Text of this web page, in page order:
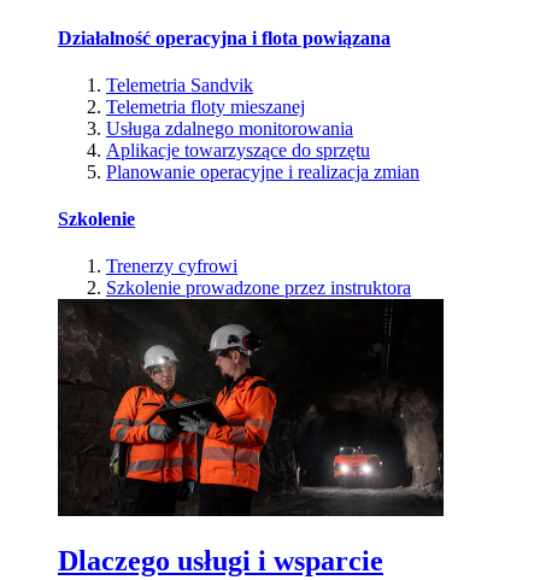
Działalność operacyjna i flota powiązana
Telemetria Sandvik
Telemetria floty mieszanej
Usługa zdalnego monitorowania
Aplikacje towarzyszące do sprzętu
Planowanie operacyjne i realizacja zmian
Szkolenie
Trenerzy cyfrowi
Szkolenie prowadzone przez instruktora
Dlaczego usługi i wsparcie